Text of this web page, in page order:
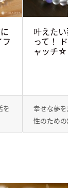
を
叶えたい
って！
ャッチ☆
幸せな夢を
性のための